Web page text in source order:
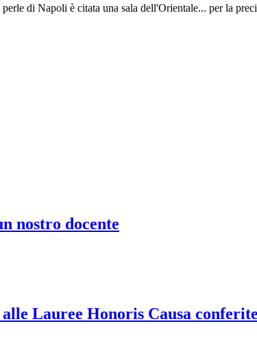
di Napoli è citata una sala dell'Orientale... per la
nostro docente
Lauree Honoris Causa